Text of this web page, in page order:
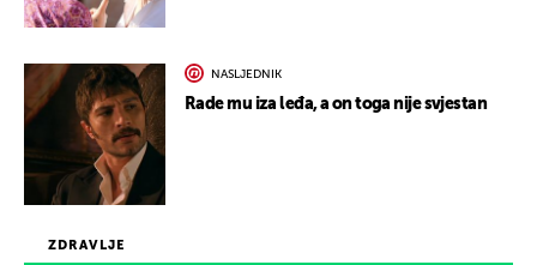
ZDRAVLJE
NASLJEDNIK
Rade mu iza leđa, a on toga nije svjestan